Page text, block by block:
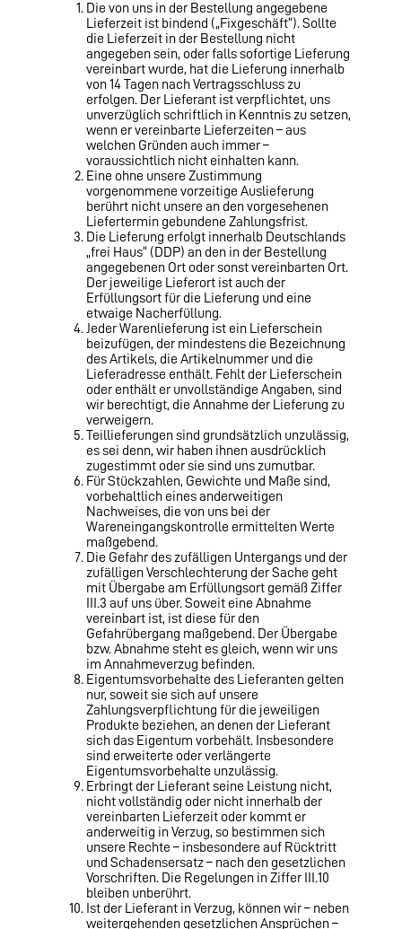
Die von uns in der Bestellung angegebene
Lieferzeit ist bindend („Fixgeschäft“). Sollte
die Lieferzeit in der Bestellung nicht
angegeben sein, oder falls sofortige Lieferung
vereinbart wurde, hat die Lieferung innerhalb
von 14 Tagen nach Vertragsschluss zu
erfolgen. Der Lieferant ist verpflichtet, uns
unverzüglich schriftlich in Kenntnis zu setzen,
wenn er vereinbarte Lieferzeiten – aus
welchen Gründen auch immer –
voraussichtlich nicht einhalten kann.
Eine ohne unsere Zustimmung
vorgenommene vorzeitige Auslieferung
berührt nicht unsere an den vorgesehenen
Liefertermin gebundene Zahlungsfrist.
Die Lieferung erfolgt innerhalb Deutschlands
„frei Haus“ (DDP) an den in der Bestellung
angegebenen Ort oder sonst vereinbarten Ort.
Der jeweilige Lieferort ist auch der
Erfüllungsort für die Lieferung und eine
etwaige Nacherfüllung.
Jeder Warenlieferung ist ein Lieferschein
beizufügen, der mindestens die Bezeichnung
des Artikels, die Artikelnummer und die
Lieferadresse enthält. Fehlt der Lieferschein
oder enthält er unvollständige An­gaben, sind
wir berechtigt, die Annahme der Lieferung zu
verweigern.
Teillieferungen sind grundsätzlich unzulässig,
es sei denn, wir haben ihnen ausdrücklich
zugestimmt oder sie sind uns zumutbar.
Für Stückzahlen, Gewichte und Maße sind,
vorbehaltlich eines anderweitigen
Nachweises, die von uns bei der
Wareneingangskontrolle ermittelten Werte
maßgebend.
Die Gefahr des zufälligen Untergangs und der
zufälligen Verschlechterung der Sache geht
mit Übergabe am Erfüllungsort gemäß Ziffer
III.3 auf uns über. Soweit eine Abnahme
vereinbart ist, ist diese für den
Gefahrübergang maßgebend. Der Übergabe
bzw. Abnahme steht es gleich, wenn wir uns
im Annahme­verzug befinden.
Eigentumsvorbehalte des Lieferanten gelten
nur, soweit sie sich auf unsere
Zahlungsverpflichtung für die jeweiligen
Produkte beziehen, an denen der Lieferant
sich das Eigentum vorbehält. Insbesondere
sind erweiterte oder verlängerte
Eigentumsvorbehalte unzulässig.
Erbringt der Lieferant seine Leistung nicht,
nicht vollständig oder nicht innerhalb der
vereinbarten Lieferzeit oder kommt er
anderweitig in Verzug, so bestimmen sich
unsere Rechte – insbesondere auf Rücktritt
und Schadensersatz – nach den gesetzlichen
Vorschriften. Die Regelungen in Ziffer III.10
bleiben unberührt.
Ist der Lieferant in Verzug, können wir – neben
weitergehenden gesetzlichen Ansprüchen –